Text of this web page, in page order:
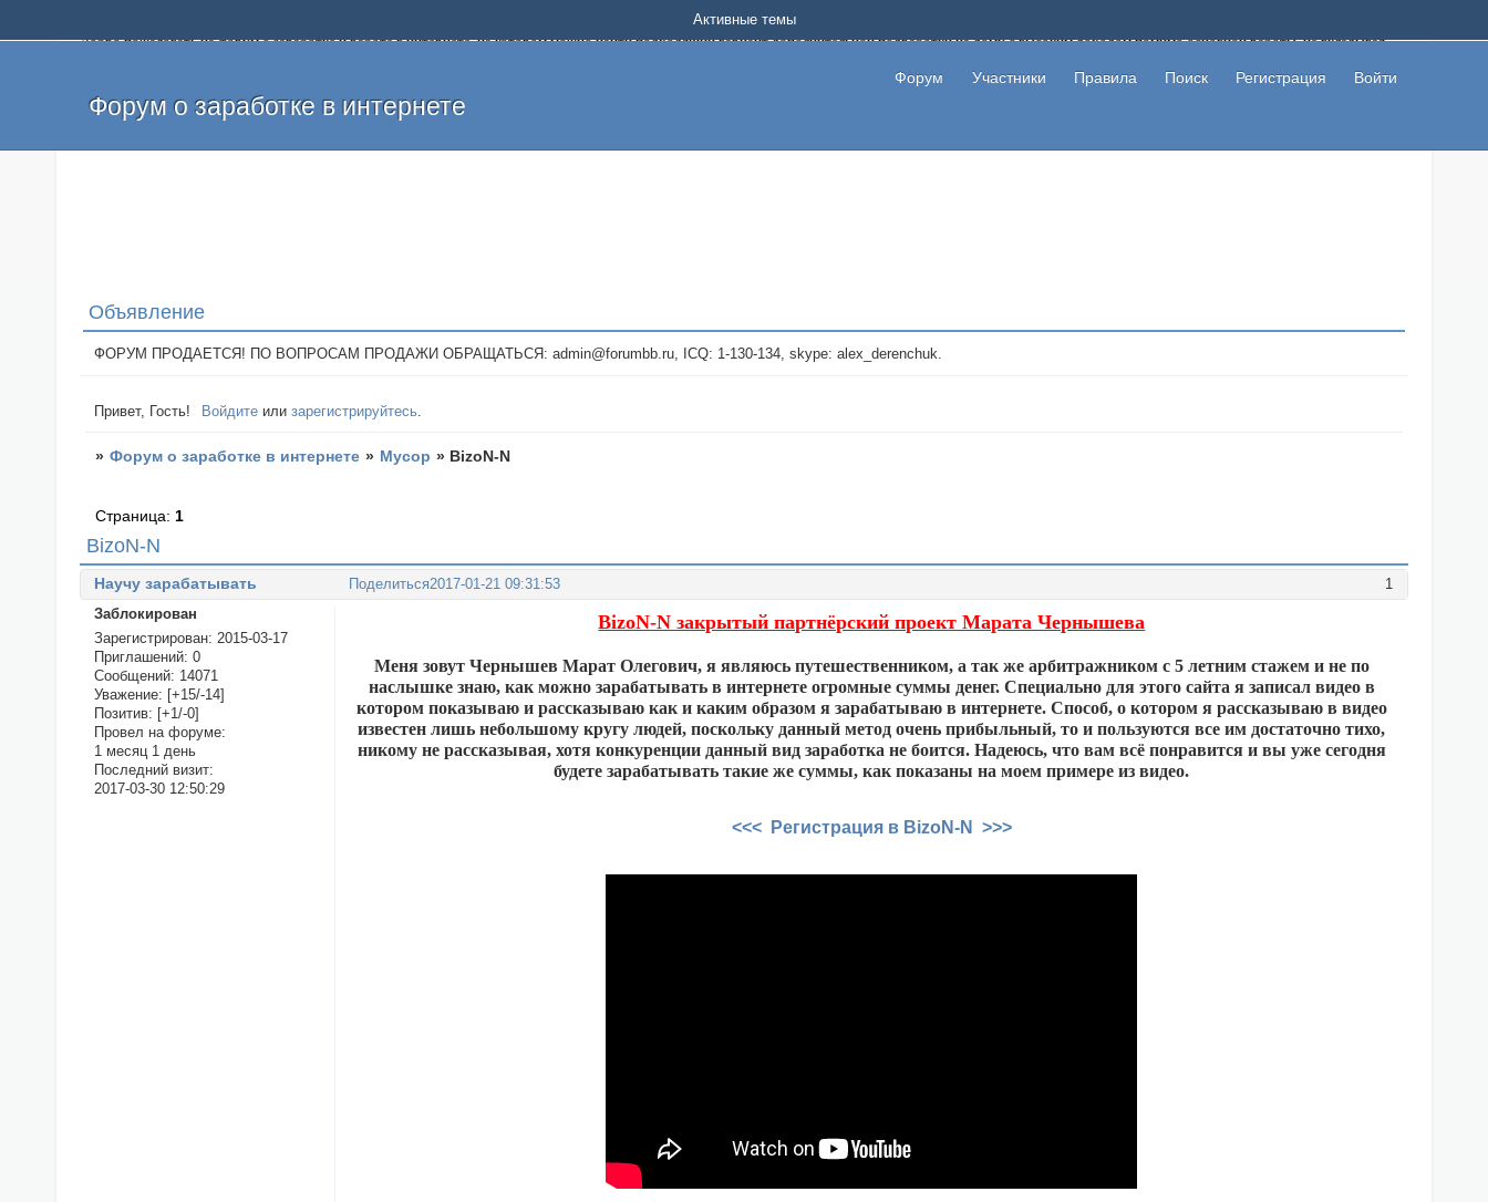
Добро пожаловать на форум о заработке и работе в интернете, на котором можно найти подходящий вариант дополнительной подработки на дому с высоким доходом помимо основной работы, не вкладывая
и оставлять свои отзывы. Если вы знаете, что определенный проект или сайт не платит, то указывайте в теме что это лохотрон, чтобы другие пользователи не попались на развод. Вы сможете начать зарабатывать
легкие деньги без вложений и регистрации уже сегодня. Создавайте новые темы, размещайте объявления со своими пригласительными ссылками и первая прибыль не заставит себя долго ждать.
Форум о заработке в интернете
Форум Участники Правила Поиск Регистрация Войти
Активные темы
Объявление
ФОРУМ ПРОДАЕТСЯ! ПО ВОПРОСАМ ПРОДАЖИ ОБРАЩАТЬСЯ: admin@forumbb.ru, ICQ: 1-130-134, skype: alex_derenchuk.
Привет, Гость! Войдите илизарегистрируйтесь.
» Форум о заработке в интернете » Мусор » BizoN-N
BizoN-N
Страница: 1
Поделиться 1
2017-01-21 09:31:53
Научу зарабатывать
Заблокирован
Зарегистрирован: 2015-03-17
Приглашений: 0
Сообщений: 14071
Уважение: [+15/-14]
Позитив: [+1/-0]
Провел на форуме:
1 месяц 1 день
Последний визит:
2017-03-30 12:50:29
BizoN-N закрытый партнёрский проект Марата Чернышева
Меня зовут Чернышев Марат Олегович, я являюсь путешественником, а так же арбитражником с 5 летним стажем и не по
наслышке знаю, как можно зарабатывать в интернете огромные суммы денег. Специально для этого сайта я записал видео в
котором показываю и рассказываю как и каким образом я зарабатываю в интернете. Способ, о котором я рассказываю в видео
известен лишь небольшому кругу людей, поскольку данный метод очень прибыльный, то и пользуются все им достаточно тихо,
никому не рассказывая, хотя конкуренции данный вид заработка не боится. Надеюсь, что вам всё понравится и вы уже сегодня
будете зарабатывать такие же суммы, как показаны на моем примере из видео.
<<< Регистрация в BizoN-N >>>